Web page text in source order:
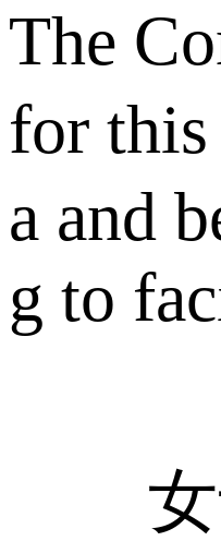
The
for
a and
g to
女